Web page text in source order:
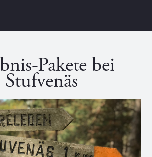
Pakete bei
Stufvenäs